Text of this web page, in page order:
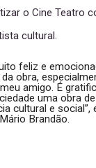
o Cine Teatro
cultural.
feliz e
obra,
amigo. É
uma obra
cultural e social”,
Brandão.